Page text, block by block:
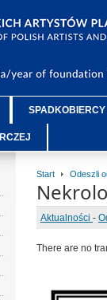
Start Odeszli
Aktualności -
There are no